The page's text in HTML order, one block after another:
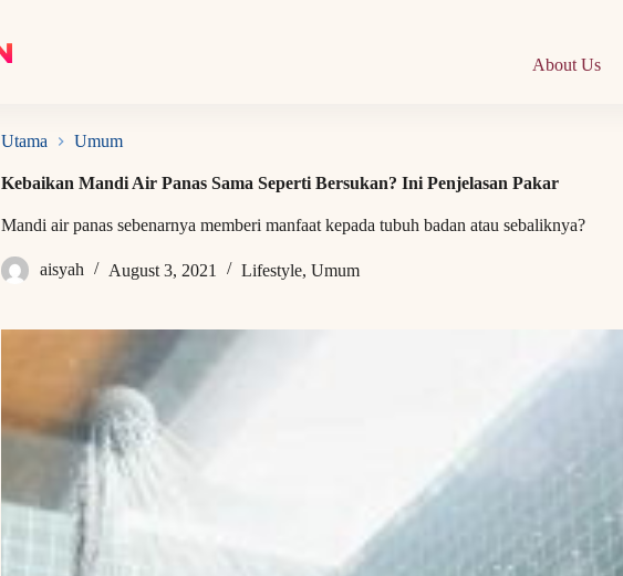
About Us
Utama Umum
Kebaikan Mandi Air Panas Sama Seperti Bersukan? Ini Penjelasan Pakar
Mandi air panas sebenarnya memberi manfaat kepada tubuh badan atau sebaliknya?
aisyah August 3, 2021 Lifestyle, Umum